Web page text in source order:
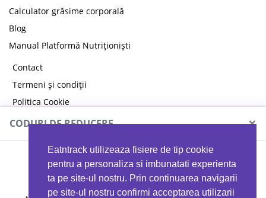
Eatntrack utilizeaza fisiere de tip cookie
pentru a personaliza si imbunatati experienta
ta pe site-ul nostru. Prin continuarea navigarii
pe site-ul nostru confirmi acceptarea utilizarii
Calculator grăsime corporală
Blog
Manual Platformă Nutriționiști
Contact
Termeni și condiții
Politica Cookie
Politica de confidențialitate
CODURI DE REDUCERE ×
MYPROTEIN